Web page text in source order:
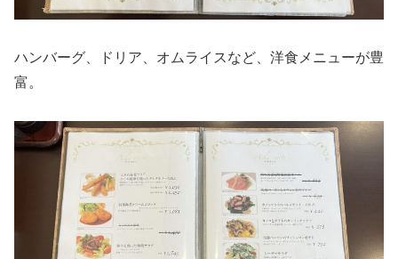
ハンバーグ、ドリア、オムライスなど、洋食メニューが豊
富。